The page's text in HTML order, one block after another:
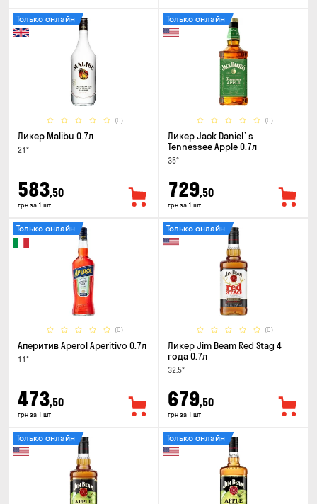
(0)
Только онлайн
Ликер Malibu 0.7л
21°
583,50
грн за 1 шт
(0)
Только онлайн
Ликер Jack Daniel`s
Tennessee Apple 0.7л
35°
729,50
грн за 1 шт
(0)
Только онлайн
Аперитив Aperol Aperitivo 0.7л
11°
473,50
грн за 1 шт
(0)
Только онлайн
Ликер Jim Beam Red Stag 4
года 0.7л
32.5°
679,50
грн за 1 шт
Только онлайн Только онлайн